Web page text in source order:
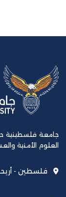
جامعة فلسطينية
العلوم الأمنية
فلسطين -